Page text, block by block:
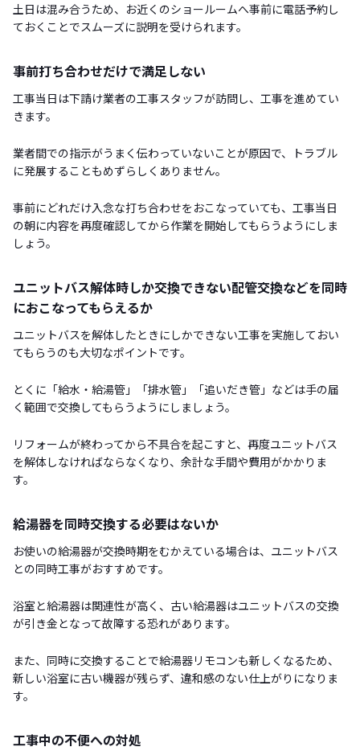
土日は混み合うため、お近くのショールームへ事前に電話予約し
ておくことでスムーズに説明を受けられます。
事前打ち合わせだけで満足しない
工事当日は下請け業者の工事スタッフが訪問し、工事を進めてい
きます。
業者間での指示がうまく伝わっていないことが原因で、トラブル
に発展することもめずらしくありません。
事前にどれだけ入念な打ち合わせをおこなっていても、工事当日
の朝に内容を再度確認してから作業を開始してもらうようにしま
しょう。
ユニットバス解体時しか交換できない配管交換などを同時
におこなってもらえるか
ユニットバスを解体したときにしかできない工事を実施しておい
てもらうのも大切なポイントです。
とくに「給水・給湯管」「排水管」「追いだき管」などは手の届
く範囲で交換してもらうようにしましょう。
リフォームが終わってから不具合を起こすと、再度ユニットバス
を解体しなければならなくなり、余計な手間や費用がかかりま
す。
給湯器を同時交換する必要はないか
お使いの給湯器が交換時期をむかえている場合は、ユニットバス
との同時工事がおすすめです。
浴室と給湯器は関連性が高く、古い給湯器はユニットバスの交換
が引き金となって故障する恐れがあります。
また、同時に交換することで給湯器リモコンも新しくなるため、
新しい浴室に古い機器が残らず、違和感のない仕上がりになりま
す。
工事中の不便への対処